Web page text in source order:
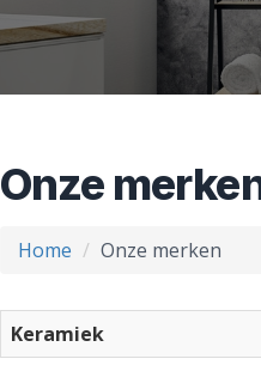
Onze
Home Onze merken
Keramiek